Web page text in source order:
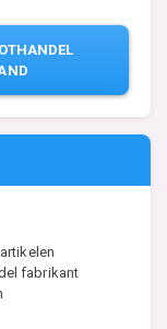
fabrikant